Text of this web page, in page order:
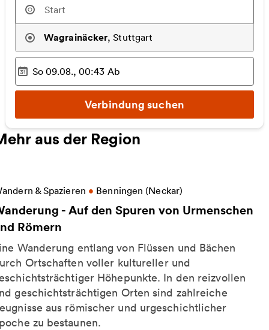
Wagrainäcker,Stuttgart
Ausgewählter Zeitpunkt
So 09.08., 00:43 Ab
Verbindung suchen
aus der Region
& Spazieren • Benningen (Neckar)
- Auf den Spuren von Urmenschen
Römern
Wanderung entlang von Flüssen und Bächen
Ortschaften voller kultureller und
Höhepunkte. In den reizvollen
geschichtsträchtigen Orten sind zahlreiche
aus römischer und urgeschichtlicher
zu bestaunen.
Informationen zu Wanderung - Auf den